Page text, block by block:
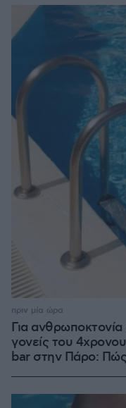
Για
γονείς του
bar στην Πάρο: Πώς
πριν μία ώρα